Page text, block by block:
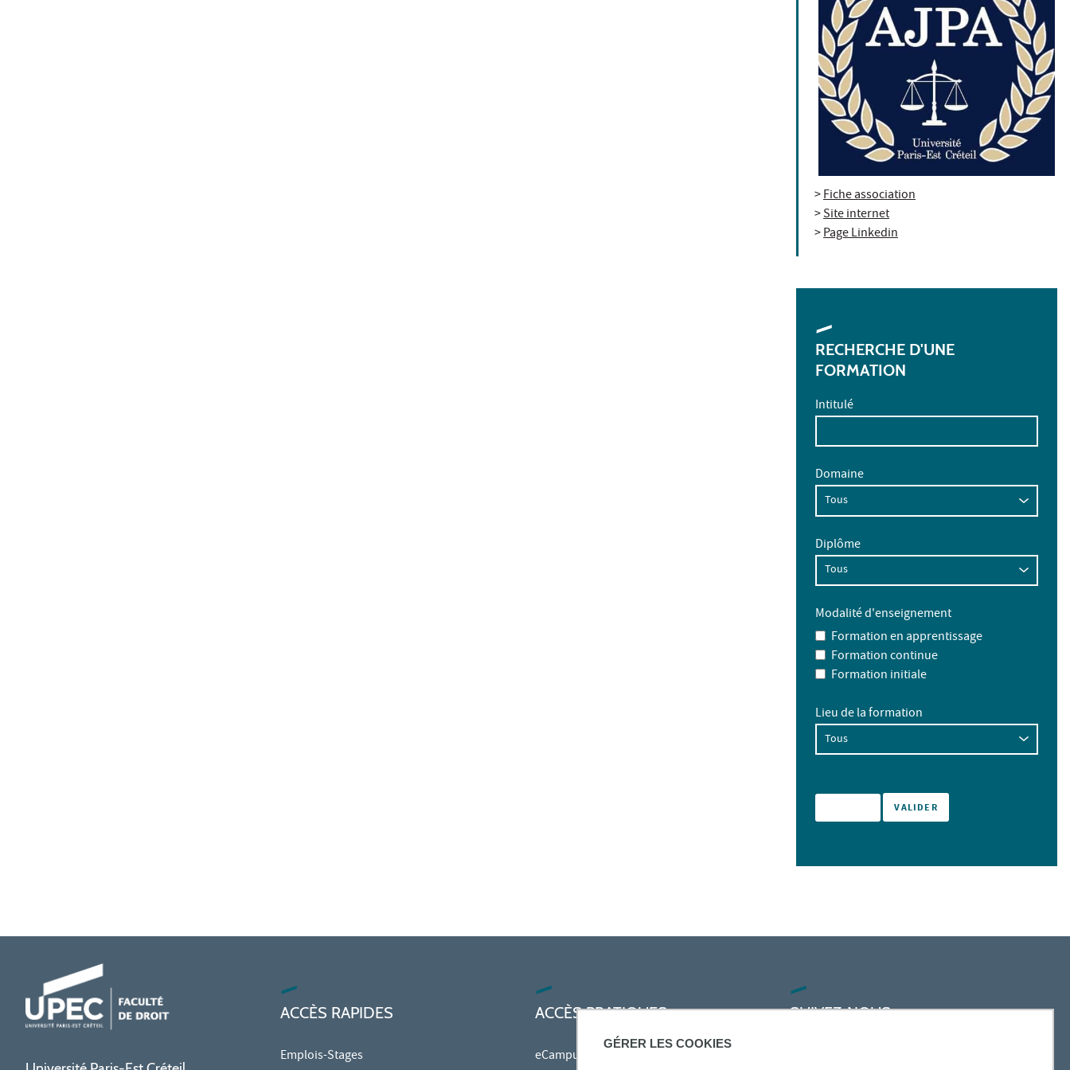
GÉRER LES COOKIES
>Fiche association
>Site internet
>Page Linkedin
RECHERCHE D'UNE
FORMATION
Intitulé
Domaine
Diplôme
Modalité d'enseignement
Formation en apprentissage
Formation continue
Formation initiale
Lieu de la formation
ACCÈS RAPIDES
Emplois-Stages
ACCÈS PRATIQUES
eCampus
SUIVEZ-NOUS